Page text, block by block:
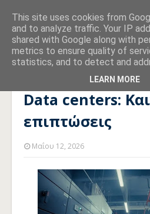
Αρχική σελίδα INTERNET
Data
Data centers:
επιπτώσεις
Μαΐου 12, 2026
This site uses cookies from
and to analyze traffic. Your IP
shared with Google along with
metrics to ensure quality of
statistics, and to detect and
LEARN MORE